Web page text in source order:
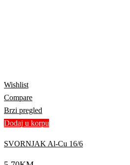
Wishlist
Compare
Brzi pregled
Dodaj u korpu
SVORNJAK Al-Cu 16/6